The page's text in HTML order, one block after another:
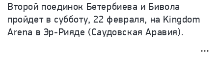
Второй поединок Бетербиева и Бивола
пройдет в субботу, 22 февраля, на Kingdom
Arena в Эр-Рияде (Саудовская Аравия).